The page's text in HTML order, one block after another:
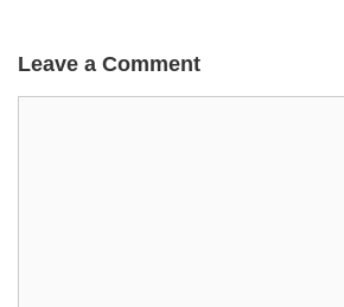
Leave a Comment